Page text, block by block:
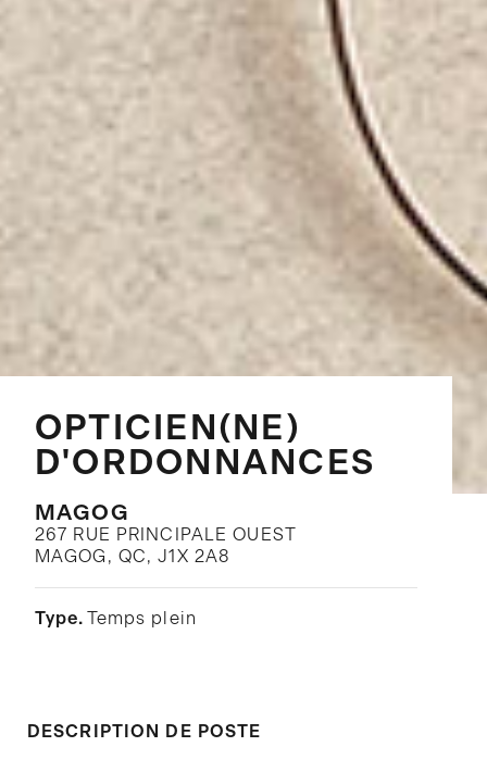
OPTICIEN(NE)
D'ORDONNANCES
MAGOG
267 RUE PRINCIPALE OUEST
MAGOG, QC, J1X 2A8
Type. Temps plein
DESCRIPTION DE POSTE